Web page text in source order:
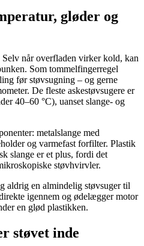
gløder og
når overfladen virker kold, kan
Som tommelfingerregel
før støvsugning – og gerne
De fleste askestøvsugere er
40–60 °C), uanset slange- og
metalslange med
og varmefast forfilter. Plastik
slange er et plus, fordi det
støvhvirvler.
aldrig en almindelig støvsuger til
igennem og ødelægger motor
en glød plastikken.
støvet inde